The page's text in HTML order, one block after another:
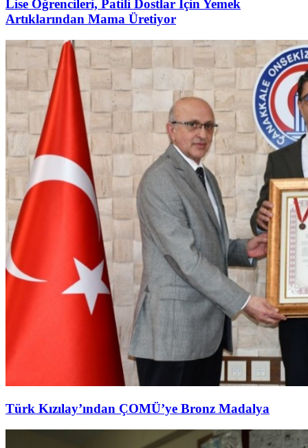
Lise Öğrencileri, Patili Dostlar İçin Yemek
Artıklarından Mama Üretiyor
Türk Kızılay’ından ÇOMÜ’ye Bronz Madalya